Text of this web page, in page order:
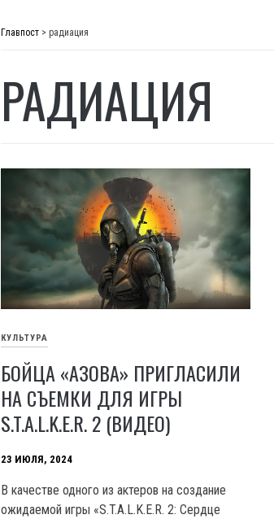
Главпост > радиация
РАДИАЦИЯ
КУЛЬТУРА
БОЙЦА «АЗОВА» ПРИГЛАСИЛИ
НА СЪЕМКИ ДЛЯ ИГРЫ
S.T.A.L.K.E.R. 2 (ВИДЕО)
23 ИЮЛЯ, 2024
В качестве одного из актеров на создание
ожидаемой игры «S.T.A.L.K.E.R. 2: Сердце